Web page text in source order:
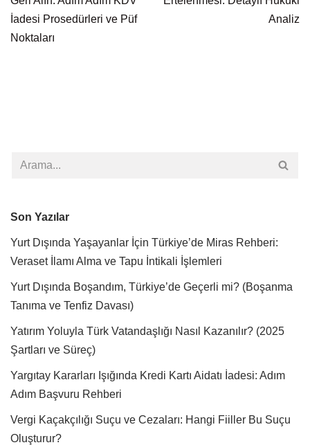
İadesi Prosedürleri ve Püf
Noktaları
Analiz
Son Yazılar
Yurt Dışında Yaşayanlar İçin Türkiye’de Miras Rehberi:
Veraset İlamı Alma ve Tapu İntikali İşlemleri
Yurt Dışında Boşandım, Türkiye’de Geçerli mi? (Boşanma
Tanıma ve Tenfiz Davası)
Yatırım Yoluyla Türk Vatandaşlığı Nasıl Kazanılır? (2025
Şartları ve Süreç)
Yargıtay Kararları Işığında Kredi Kartı Aidatı İadesi: Adım
Adım Başvuru Rehberi
Vergi Kaçakçılığı Suçu ve Cezaları: Hangi Fiiller Bu Suçu
Oluşturur?